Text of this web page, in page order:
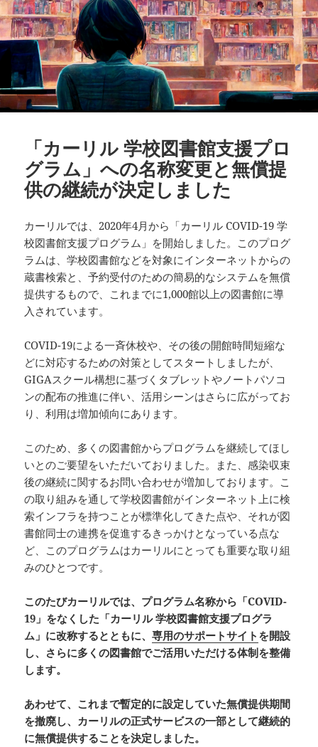
「カーリル 学校図書館支援プロ
グラム」への名称変更と無償提
供の継続が決定しました
カーリルでは、2020年4月から「カーリル COVID-19 学
校図書館支援プログラム」を開始しました。このプログ
ラムは、学校図書館などを対象にインターネットからの
蔵書検索と、予約受付のための簡易的なシステムを無償
提供するもので、これまでに1,000館以上の図書館に導
入されています。
COVID-19による一斉休校や、その後の開館時間短縮な
どに対応するための対策としてスタートしましたが、
GIGAスクール構想に基づくタブレットやノートパソコ
ンの配布の推進に伴い、活用シーンはさらに広がってお
り、利用は増加傾向にあります。
このため、多くの図書館からプログラムを継続してほし
いとのご要望をいただいておりました。また、感染収束
後の継続に関するお問い合わせが増加しております。こ
の取り組みを通して学校図書館がインターネット上に検
索インフラを持つことが標準化してきた点や、それが図
書館同士の連携を促進するきっかけとなっている点な
ど、このプログラムはカーリルにとっても重要な取り組
みのひとつです。
このたびカーリルでは、プログラム名称から「COVID-
19」をなくした「カーリル 学校図書館支援プログラ
ム」に改称するとともに、専用のサポートサイト を開設
し、さらに多くの図書館でご活用いただける体制を整備
します。
あわせて、これまで暫定的に設定していた無償提供期間
を撤廃し、カーリルの正式サービスの一部として継続的
に無償提供することを決定しました。